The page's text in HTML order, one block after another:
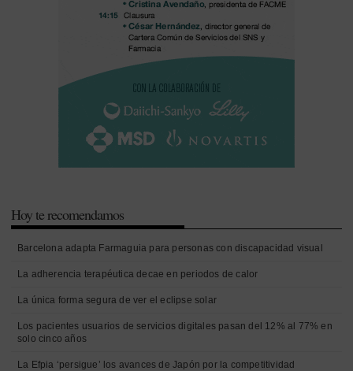
Hoy te recomendamos
Barcelona adapta Farmaguia para personas con discapacidad visual
La adherencia terapéutica decae en periodos de calor
La única forma segura de ver el eclipse solar
Los pacientes usuarios de servicios digitales pasan del 12% al 77% en
solo cinco años
La Efpia ‘persigue’ los avances de Japón por la competitividad